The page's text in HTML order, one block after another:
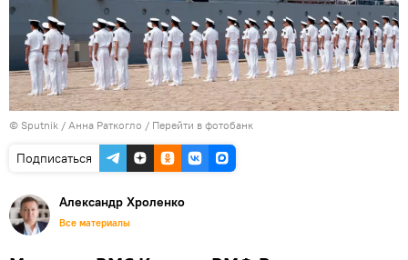
© Sputnik / Анна Раткогло / Перейти в фотобанк
Подписаться
Александр Хроленко
Все материалы